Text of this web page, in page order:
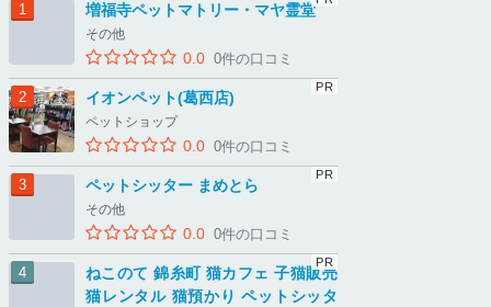
増福寺ペットマトリー・マヤ霊堂
その他
0.0 0件の口コミ
イオンペット(葛西店)
ペットショップ
0.0 0件の口コミ
ペットシッター まめとら
その他
0.0 0件の口コミ
ねこのて 錦糸町 猫カフェ 子猫販売
猫レンタル 猫預かり ペットシッタ